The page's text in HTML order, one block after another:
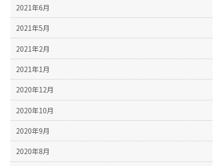
2021年6月
2021年5月
2021年2月
2021年1月
2020年12月
2020年10月
2020年9月
2020年8月